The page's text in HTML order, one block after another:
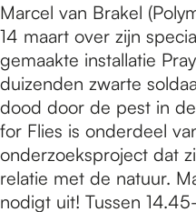
Marcel van Brakel
14 maart over zijn
gemaakte installatie
duizenden zwarte
dood door de pest in
for Flies is onderdeel
onderzoeksproject dat
relatie met de natuur.
nodigt uit! Tussen